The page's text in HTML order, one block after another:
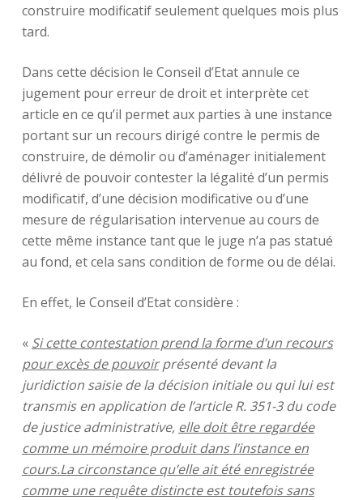
construire modificatif seulement quelques mois plus
tard.
Dans cette décision le Conseil d’Etat annule ce
jugement pour erreur de droit et interprète cet
article en ce qu’il permet aux parties à une instance
portant sur un recours dirigé contre le permis de
construire, de démolir ou d’aménager initialement
délivré de pouvoir contester la légalité d’un permis
modificatif, d’une décision modificative ou d’une
mesure de régularisation intervenue au cours de
cette même instance tant que le juge n’a pas statué
au fond, et cela sans condition de forme ou de délai.
En effet, le Conseil d’Etat considère :
« Si cette contestation prend la forme d’un recours
pour excès de pouvoirprésenté devant la
juridiction saisie de la décision initiale ou qui lui est
transmis en application de l’article R. 351-3 du code
de justice administrative, elle doit être regardée
comme un mémoire produit dans l’instance en
cours.La circonstance qu’elle ait été enregistrée
comme une requête distincte est toutefois sans